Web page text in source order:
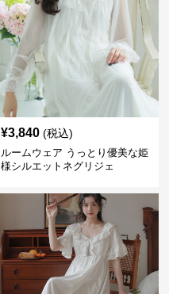
¥3,840 (税込)
ルームウェア うっとり優美な姫
様シルエットネグリジェ